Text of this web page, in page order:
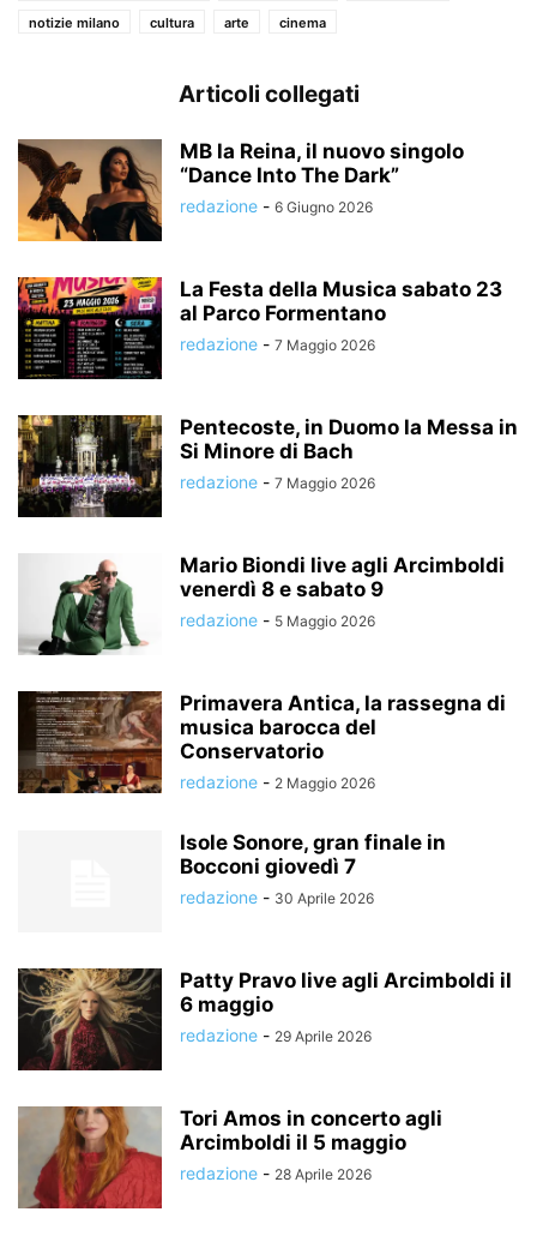
notizie milano
cultura arte cinema
Articoli collegati
MB la Reina, il nuovo singolo
“Dance Into The Dark”
redazione - 6 Giugno 2026
La Festa della Musica sabato 23
al Parco Formentano
redazione - 7 Maggio 2026
Pentecoste, in Duomo la Messa in
Si Minore di Bach
redazione - 7 Maggio 2026
Mario Biondi live agli Arcimboldi
venerdì 8 e sabato 9
redazione - 5 Maggio 2026
Primavera Antica, la rassegna di
musica barocca del
Conservatorio
redazione - 2 Maggio 2026
Isole Sonore, gran finale in
Bocconi giovedì 7
redazione - 30 Aprile 2026
Patty Pravo live agli Arcimboldi il
6 maggio
redazione - 29 Aprile 2026
Tori Amos in concerto agli
Arcimboldi il 5 maggio
redazione - 28 Aprile 2026